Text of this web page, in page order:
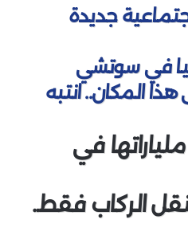
جديدة
في سوتشي
المكان.. انتبه
في
الركاب فقط..